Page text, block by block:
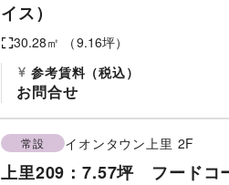
イス）
30.28㎡ （9.16坪）
参考賃料（税込）
お問合せ
常設 イオンタウン上里 2F
上里209：7.57坪 フードコ